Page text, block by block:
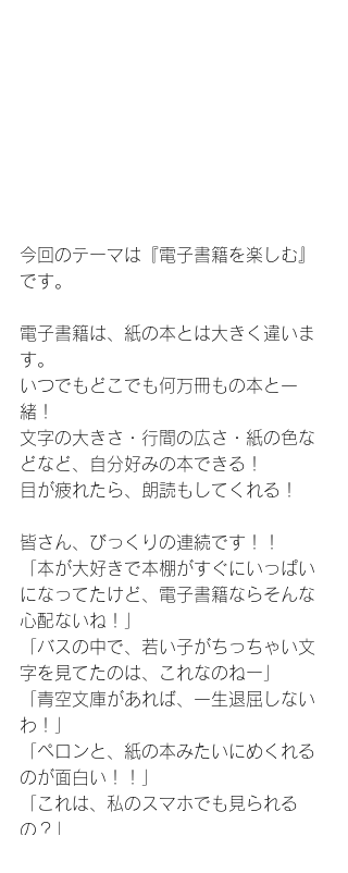
今回のテーマは『電子書籍を楽しむ』
です。
電子書籍は、紙の本とは大きく違いま
す。
いつでもどこでも何万冊もの本と一
緒！
文字の大きさ・行間の広さ・紙の色な
どなど、自分好みの本できる！
目が疲れたら、朗読もしてくれる！
皆さん、びっくりの連続です！！
「本が大好きで本棚がすぐにいっぱい
になってたけど、電子書籍ならそんな
心配ないね！」
「バスの中で、若い子がちっちゃい文
字を見てたのは、これなのねー」
「青空文庫があれば、一生退屈しない
わ！」
「ペロンと、紙の本みたいにめくれる
のが面白い！！」
「これは、私のスマホでも見られる
の？」